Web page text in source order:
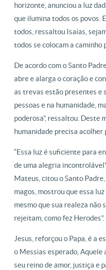
horizonte, anunciou a luz
que ilumina todos os povos.
todos, ressaltou Isaías,
todos se colocam a caminho
De acordo com o Santo
abre e alarga o coração e
as trevas estão presentes e
pessoas e na humanidade,
poderosa”, ressaltou. Deste
humanidade precisa acolher
“Essa luz é suficiente para
de uma alegria
Mateus, citou o Santo
magos, mostrou que essa luz
mesmo que sua realeza não
rejeitam, como fez Herodes”.
Jesus, reforçou o Papa, é a
o Messias esperado,
seu reino de amor, justiça e